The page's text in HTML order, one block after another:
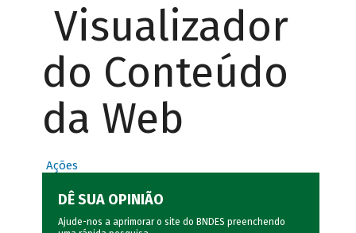
Visualizador
do Conteúdo
da Web
Ações
DÊ SUA OPINIÃO
Ajude-nos a aprimorar o site do BNDES preenchendo